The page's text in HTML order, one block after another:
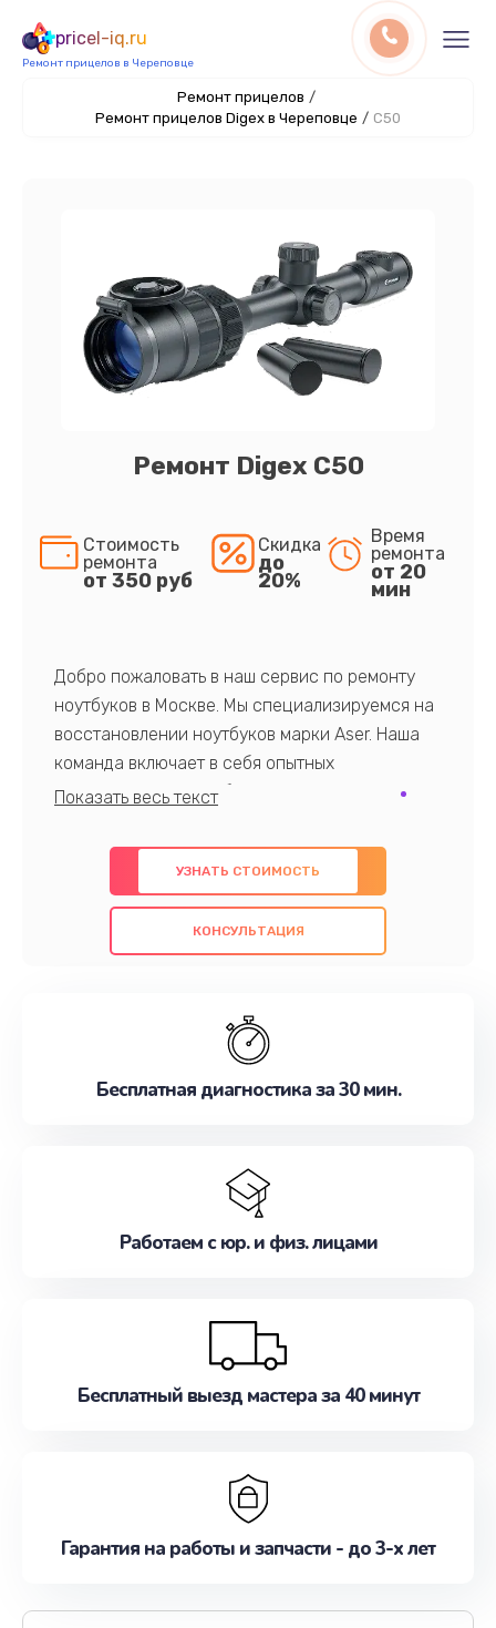
pricel-iq.ru
Ремонт прицелов в Череповце
Ремонт прицелов /
Ремонт прицелов Digex в Череповце / C50
Ремонт Digex C50
Стоимость
ремонта
от 350 руб
Скидка
до
20%
Время
ремонта
от 20
мин
Добро пожаловать в наш сервис по ремонту
ноутбуков в Москве. Мы специализируемся на
восстановлении ноутбуков марки Aser. Наша
команда включает в себя опытных
профессионалов с обширными знаниями и
предлагаем быстрый и качественный ремонт с
использованием оригинальных компонентов, а
также гарантируем качество всех
проведенных работ. Наша цель - предоставить
наилучшим образом. Не медлите записаться на
УЗНАТЬ СТОИМОСТЬ
КОНСУЛЬТАЦИЯ
Бесплатная диагностика за 30 мин.
Работаем с юр. и физ. лицами
Бесплатный выезд мастера за 40 минут
Гарантия на работы и запчасти - до 3-х лет